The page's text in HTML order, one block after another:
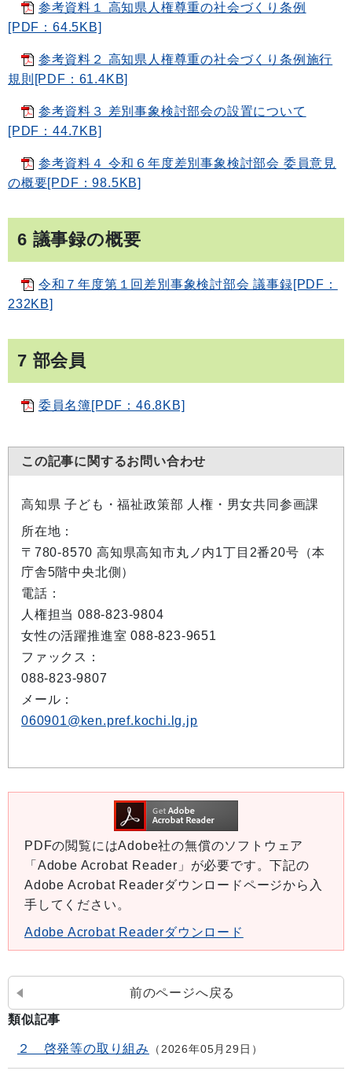
参考資料１ 高知県人権尊重の社会づくり条例
[PDF：64.5KB]
参考資料２ 高知県人権尊重の社会づくり条例施行
規則[PDF：61.4KB]
参考資料３ 差別事象検討部会の設置について
[PDF：44.7KB]
参考資料４ 令和６年度差別事象検討部会 委員意見
の概要[PDF：98.5KB]
6 議事録の概要
令和７年度第１回差別事象検討部会 議事録[PDF：
232KB]
7 部会員
委員名簿[PDF：46.8KB]
この記事に関するお問い合わせ
高知県 子ども・福祉政策部 人権・男女共同参画課
所在地：
〒780-8570 高知県高知市丸ノ内1丁目2番20号（本
庁舎5階中央北側）
電話：
人権担当 088-823-9804
女性の活躍推進室 088-823-9651
ファックス：
088-823-9807
メール：
060901@ken.pref.kochi.lg.jp
PDFの閲覧にはAdobe社の無償のソフトウェア
「Adobe Acrobat Reader」が必要です。下記の
Adobe Acrobat Readerダウンロードページから入
手してください。
Adobe Acrobat Readerダウンロード
前のページへ戻る
類似記事
２ 啓発等の取り組み 2026年05月29日